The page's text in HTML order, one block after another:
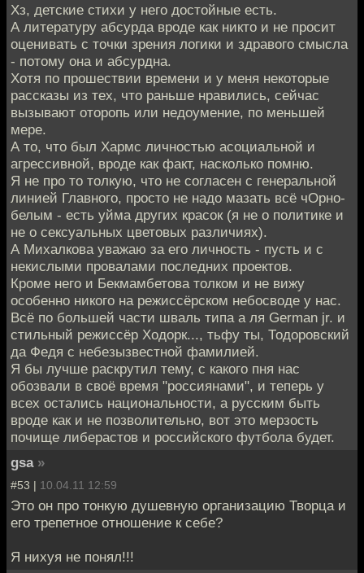
Хз, детские стихи у него достойные есть.
А литературу абсурда вроде как никто и не просит
оценивать с точки зрения логики и здравого смысла
- потому она и абсурдна.
Хотя по прошествии времени и у меня некоторые
рассказы из тех, что раньше нравились, сейчас
вызывают оторопь или недоумение, по меньшей
мере.
А то, что был Хармс личностью асоциальной и
агрессивной, вроде как факт, насколько помню.
Я не про то толкую, что не согласен с генеральной
линией Главного, просто не надо мазать всё чОрно-
белым - есть уйма других красок (я не о политике и
не о сексуальных цветовых различиях).
А Михалкова уважаю за его личность - пусть и с
некислыми провалами последних проектов.
Кроме него и Бекмамбетова толком и не вижу
особенно никого на режиссёрском небосводе у нас.
Всё по большей части шваль типа а ля German jr. и
стильный режиссёр Ходорк..., тьфу ты, Тодоровский
да Федя с небезызвестной фамилией.
Я бы лучше раскрутил тему, с какого пня нас
обозвали в своё время "россиянами", и теперь у
всех остались национальности, а русским быть
вроде как и не позволительно, вот это мерзость
почище либерастов и российского футбола будет.
gsa »
#53 | 10.04.11 12:59
Это он про тонкую душевную организацию Творца и
его трепетное отношение к себе?
Я нихуя не понял!!!